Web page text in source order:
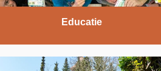
Educatie